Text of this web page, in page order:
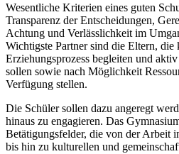
Wesentliche Kriterien eines guten
Transparenz der Entscheidungen,
Achtung und Verlässlichkeit im
Wichtigste Partner sind die Eltern,
Erziehungsprozess begleiten und
sollen sowie nach Möglichkeit
Verfügung stellen.
Die Schüler sollen dazu angeregt
hinaus zu engagieren. Das
Betätigungsfelder, die von der Arbeit
bis hin zu kulturellen und